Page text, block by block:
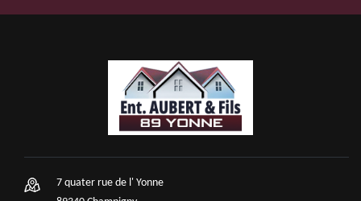
7 quater rue de l' Yonne